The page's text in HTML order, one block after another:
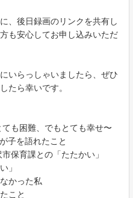
、後日録画のリンクを共有し
も安心してお申し込みいただ
いらっしゃいましたら、ぜひ
たら幸いです。
も困難、でもとても幸せ〜
子を語れたこと
保育課との「たたかい」
」
かった私
こと